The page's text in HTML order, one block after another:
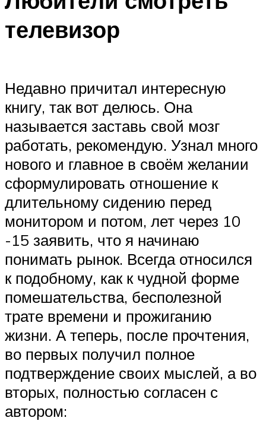
телевизор
Недавно причитал интересную
книгу, так вот делюсь. Она
называется заставь свой мозг
работать, рекомендую. Узнал много
нового и главное в своём желании
сформулировать отношение к
длительному сидению перед
монитором и потом, лет через 10
-15 заявить, что я начинаю
понимать рынок. Всегда относился
к подобному, как к чудной форме
помешательства, бесполезной
трате времени и прожиганию
жизни. А теперь, после прочтения,
во первых получил полное
подтверждение своих мыслей, а во
вторых, полностью согласен с
автором: